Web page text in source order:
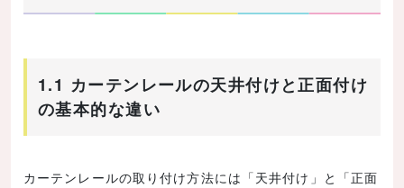
1.1 カーテンレールの天井付けと正面付け
の基本的な違い
カーテンレールの取り付け方法には「天井付け」と「正面